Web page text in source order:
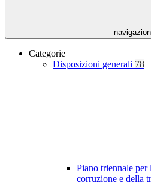
Categorie
Disposizioni generali 78
Piano triennale per
corruzione e della